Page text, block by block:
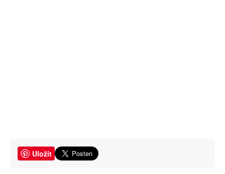
Uložit